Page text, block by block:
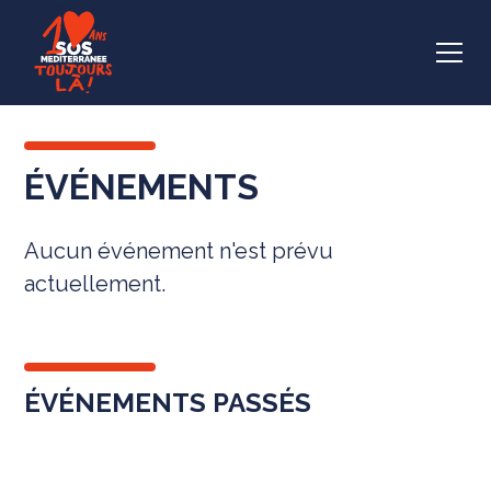
ÉVÉNEMENTS
Aucun événement n'est prévu
actuellement.
ÉVÉNEMENTS PASSÉS